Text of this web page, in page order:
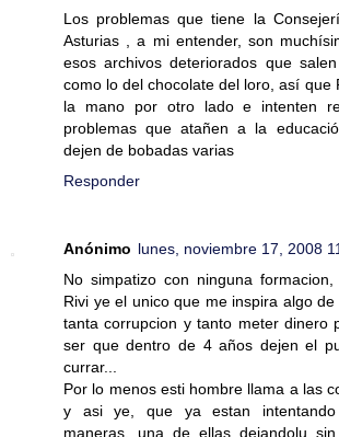
Los problemas que tiene la
Asturias , a mi entender, son
esos archivos deteriorados que
como lo del chocolate del loro, así que
la mano por otro lado e intenten
problemas que atañen a la
dejen de bobadas varias
Responder
Anónimo lunes, noviembre 17, 2008
No simpatizo con ninguna formacion,
Rivi ye el unico que me inspira algo
tanta corrupcion y tanto meter dinero
ser que dentro de 4 años dejen el
currar...
Por lo menos esti hombre llama a las
y asi ye, que ya estan
maneras, una de ellas dejandolu